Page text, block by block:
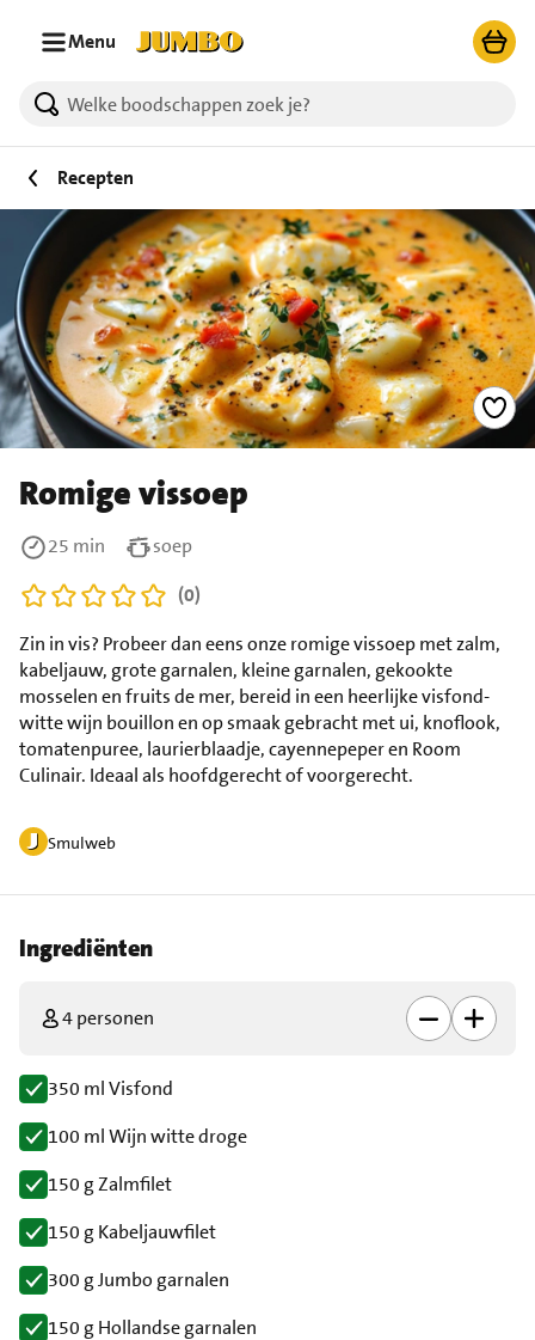
Menu
Recepten
Romige vissoep
Smulweb
Zin in vis? Probeer dan eens onze romige vissoep met zalm,
kabeljauw, grote garnalen, kleine garnalen, gekookte
mosselen en fruits de mer, bereid in een heerlijke visfond-
witte wijn bouillon en op smaak gebracht met ui, knoflook,
tomatenpuree, laurierblaadje, cayennepeper en Room
Culinair. Ideaal als hoofdgerecht of voorgerecht.
25 min
soep
(0)
Ingrediënten
4 personen
350 ml Visfond
100 ml Wijn witte droge
150 g Zalmfilet
150 g Kabeljauwfilet
300 g Jumbo garnalen
150 g Hollandse garnalen